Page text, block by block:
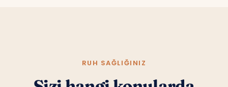
RUH SAĞLIĞINIZ